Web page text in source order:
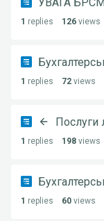
1 replies 126 views
1 replies 72 views
Послуги
1 replies 198 views
1 replies 60 views